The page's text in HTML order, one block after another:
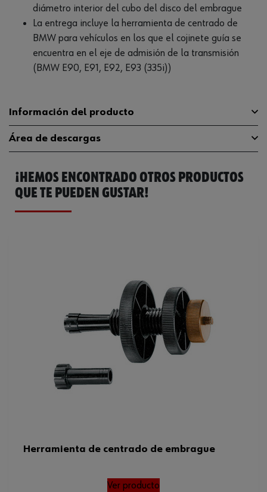
diámetro interior del cubo del disco del embrague
La entrega incluye la herramienta de centrado de
BMW para vehículos en los que el cojinete guía se
encuentra en el eje de admisión de la transmisión
(BMW E90, E91, E92, E93 (335i))
Información del producto
Longitud 500 mm
Anchura 400 mm
Código del sistema armonizado
Área de descargas
Catálogo General 1952003050
¡HEMOS ENCONTRADO OTROS PRODUCTOS
QUE TE PUEDEN GUSTAR!
Herramienta de centrado de embrague
Ver producto